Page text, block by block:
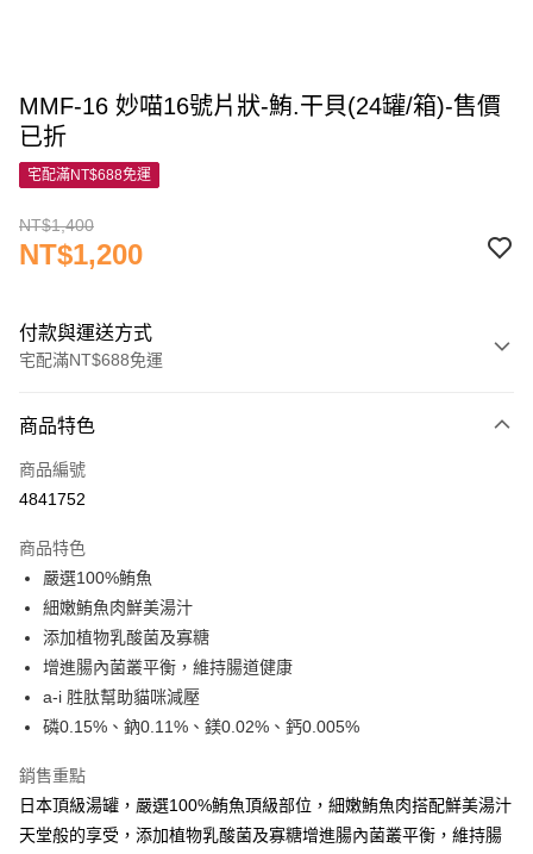
MMF-16 妙喵16號片狀-鮪.干貝(24罐/箱)-售價
已折
宅配滿NT$688免運
NT$1,400
NT$1,200
付款與運送方式
宅配滿NT$688免運
信用卡一次付款
信用卡分期付款
合作金庫商業銀行
華南商業銀行
上海商業儲蓄銀行
國泰世華商業銀行
臺灣中小企業銀行
台中商業銀行
匯豐（台灣）商業銀行
聯邦商業銀行
元大商業銀行
永豐商業銀行
台新國際商業銀行
台灣樂天信用卡公司
6 期 0 利率 每期
華南商業銀行
上海商業儲蓄銀行
國泰世華商業銀行
兆豐國際商業銀行
臺灣中小企業銀行
匯豐（台灣）商業銀行
華泰商業銀行
元大商業銀行
玉山商業銀行
星展（台灣）商業銀行
台灣樂天信用卡公司
超商取貨付款
LINE Pay
Apple Pay
街口支付
悠遊付
商品特色
商品編號
4841752
商品特色
嚴選100%鮪魚
細嫩鮪魚肉鮮美湯汁
添加植物乳酸菌及寡糖
增進腸內菌叢平衡，維持腸道健康
a-i 胜肽幫助貓咪減壓
磷0.15%、鈉0.11%、鎂0.02%、鈣0.005%
銷售重點
日本頂級湯罐，嚴選100%鮪魚頂級部位，細嫩鮪魚肉搭配鮮美湯汁
天堂般的享受，添加植物乳酸菌及寡糖增進腸內菌叢平衡，維持腸